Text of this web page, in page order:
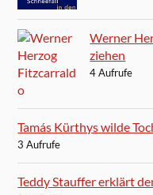
Werner
ziehen
4 Aufrufe
Tamás Kürthys wilde
3 Aufrufe
Teddy Stauffer erklärt